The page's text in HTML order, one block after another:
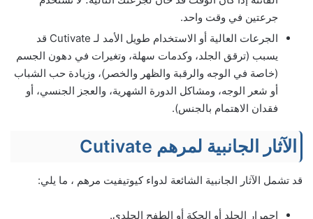
جرعتين في وقت واحد.
الجرعات العالية أو الاستخدام طويل الأمد لـ Cutivate قد
يسبب (ترقق الجلد، وكدمات سهلة، وتغيرات في دهون الجسم
(خاصة في الوجه والرقبة والظهر والخصر)، وزيادة حب الشباب
أو شعر الوجه، ومشاكل الدورة الشهرية، والعجز الجنسي، أو
فقدان الاهتمام بالجنس).
الآثار الجانبية لمرهم Cutivate
قد تشمل الآثار الجانبية الشائعة لدواء كيوتيفيت مرهم ، ما يلي:
احمرار الجلد أو الحكة أو الطفح الجلدي.